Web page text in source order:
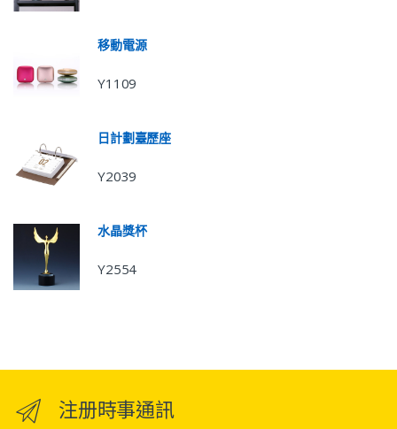
移動電源
Y1109
日計劃臺歷座
Y2039
水晶獎杯
Y2554
注册時事通訊